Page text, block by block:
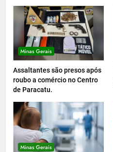
Minas Gerais
Assaltantes são presos após
roubo a comércio no Centro
de Paracatu.
Minas Gerais